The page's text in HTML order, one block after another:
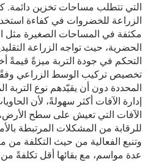
التي تتطلب مساحات تخزين دائمة.
الزراعة للخضروات في كفاءة
مكثفة في المساحات الصغيرة مثل
الحضرية، حيث تواجه الزراعة
التحكم في جودة التربة ميزةً قيمةً
تخصيص تركيب الوسط الزراعي
المحددة دون أن يقيّدهم نوع التربة
إدارة الآفات أكثر سهولةً، لأن
الآفات التي تعيش على سطح الأرض،
للرقابة من المشكلات المرتبطة
وتنبع الفعالية من حيث التكلفة من
عدة مواسم، مع بقائها أقل تكلفةً من